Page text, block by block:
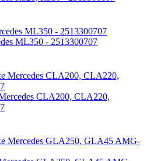
ML350 - 2513300707
CLA200, CLA220,